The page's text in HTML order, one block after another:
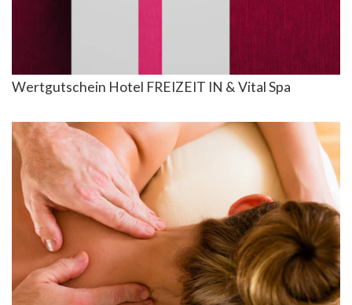
Wertgutschein Hotel FREIZEIT IN & Vital Spa